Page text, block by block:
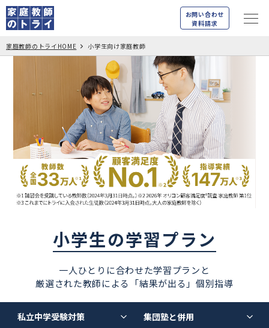
お問い合わせ
資料請求
家庭教師のトライHOME 小学生向け家庭教師
小学生の学習プラン
一人ひとりに合わせた学習プランと
厳選された教師による「結果が出る」個別指導
私立中学受験対策 集団塾と併用